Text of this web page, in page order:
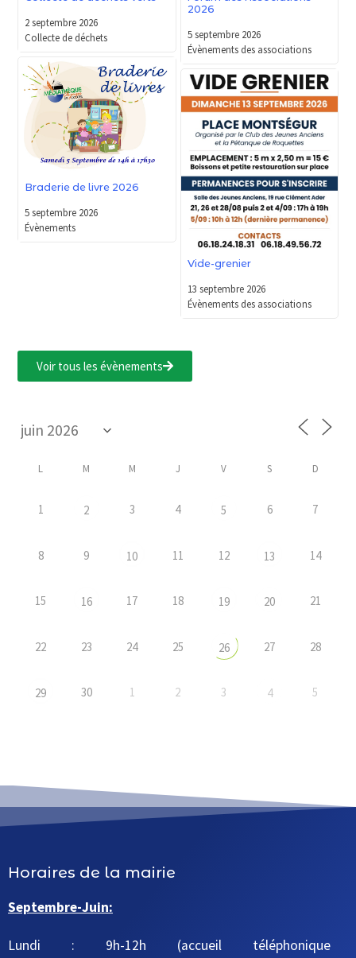
2 septembre 2026
Collecte de déchets
2026
5 septembre 2026
Évènements des associations
Braderie de livre 2026
5 septembre 2026
Évènements
Vide-grenier
13 septembre 2026
Évènements des associations
Voir tous les évènements
L M M J V S D
1 2 3 4 5 6 7
8 9 10 11 12 13 14
15 16 17 18 19 20 21
22 23 24 25 26 27 28
29 30 1 2 3 4 5
Horaires de la mairie
Septembre-Juin:
Lundi : 9h-12h (accueil téléphonique